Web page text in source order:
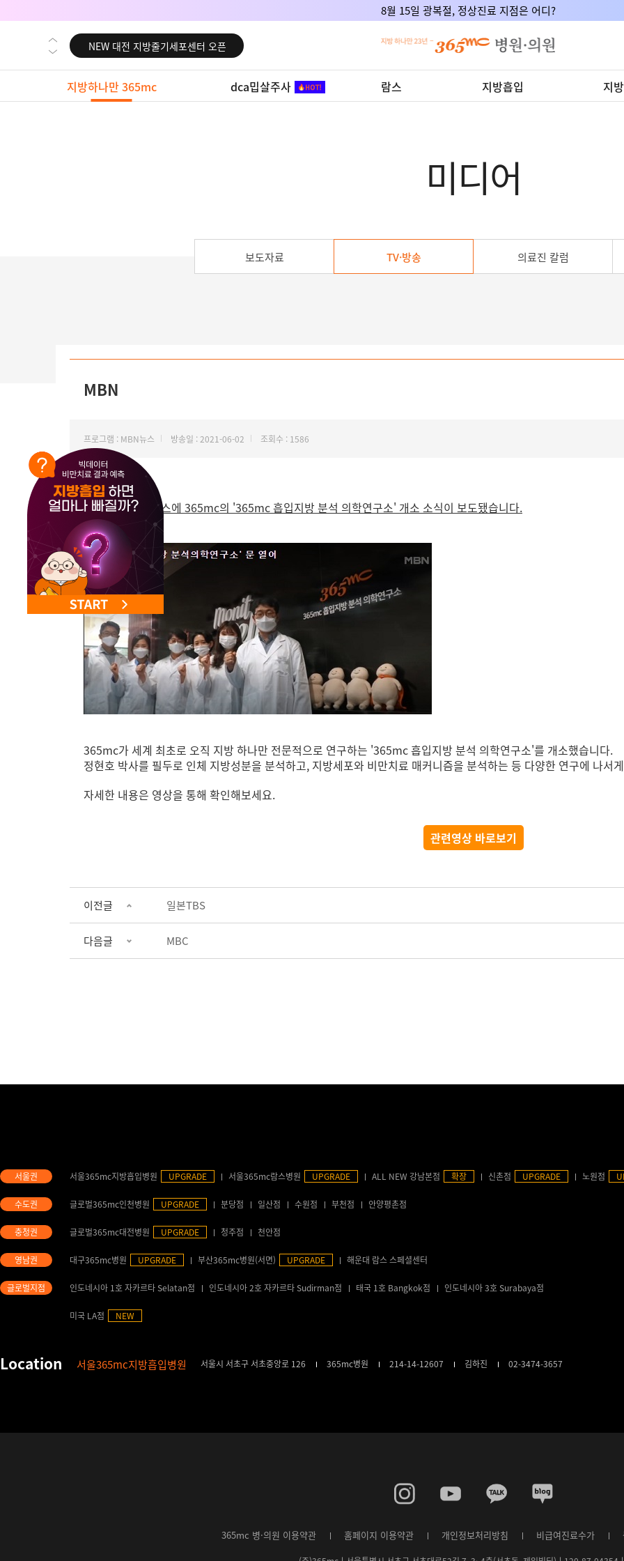
8월 15일 광복절, 정상진료 지점은 어디?
NEW 대전 지방줄기세포센터 오픈
NEW 노원 지방줄기세포센터 오픈
NEW 미국 LA점 오픈
지방하나만 365mc dca밉살주사 람스 지방흡입 지
미디어
보도자료 TV·방송 의료진 칼럼
MBN
프로그램 : MBN뉴스 방송일 : 2021-06-02 조회수 : 1586
6월 2일 MBN 뉴스에 365mc의 '365mc 흡입지방 분석 의학연구소' 개소 소식이 보도됐습니다.
365mc가 세계 최초로 오직 지방 하나만 전문적으로 연구하는 '365mc 흡입지방 분석 의학연구소'를 개소했습니다.
정현호 박사를 필두로 인체 지방성분을 분석하고, 지방세포와 비만치료 매커니즘을 분석하는 등 다양한 연구에 나서
자세한 내용은 영상을 통해 확인해보세요.
관련영상 바로보기
이전글 일본TBS
다음글 MBC
서울365mc지방흡입병원 UPGRADE 서울365mc람스병원 UPGRADE ALL NEW 강남본점 확장 신촌점 UPGRADE 노원점
글로벌365mc인천병원 UPGRADE 분당점 일산점 수원점 부천점 안양평촌점
글로벌365mc대전병원 UPGRADE 청주점 천안점
대구365mc병원 UPGRADE 부산365mc병원(서면) UPGRADE 해운대 람스 스페셜센터
인도네시아 1호 자카르타 Selatan점 인도네시아 2호 자카르타 Sudirman점 태국 1호 Bangkok점 인도네시아 3호 Surabaya점
미국 LA점 NEW
서울365mc지방흡입병원 서울시 서초구 서초중앙로 126 365mc병원 214-14-12607 김하진 02-3474-3657
365mc 병·의원 이용약관 홈페이지 이용약관 개인정보처리방침 비급여진료수가